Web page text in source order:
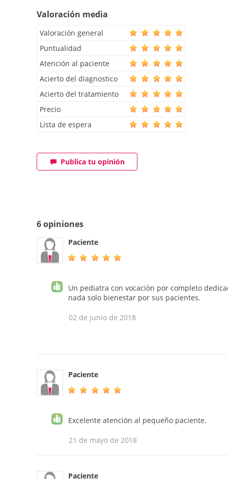
Valoración media
Valoración general
Puntualidad
Atención al paciente
Acierto del diagnostico
Acierto del tratamiento
Precio
Lista de espera
Publica tu opinión
6 opiniones
Paciente
Un pediatra con vocaciòn por completo
nada solo bienestar por sus pacientes.
02 de junio de 2018
Paciente
Excelente atención al pequeño paciente.
21 de mayo de 2018
Paciente